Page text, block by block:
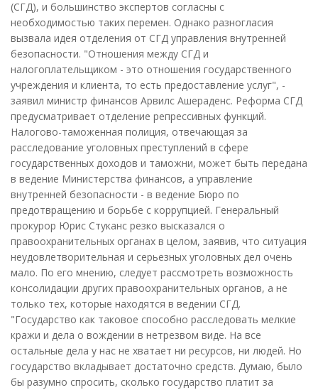
(СГД), и большинство экспертов согласны с
необходимостью таких перемен. Однако разногласия
вызвала идея отделения от СГД управления внутренней
безопасности. "Отношения между СГД и
налогоплательщиком - это отношения государственного
учреждения и клиента, то есть предоставление услуг", -
заявил министр финансов Арвилс Ашераденс. Реформа СГД
предусматривает отделение репрессивных функций.
Налогово-таможенная полиция, отвечающая за
расследование уголовных преступлений в сфере
государственных доходов и таможни, может быть передана
в ведение Министерства финансов, а управление
внутренней безопасности - в ведение Бюро по
предотвращению и борьбе с коррупцией. Генеральный
прокурор Юрис Стуканс резко высказался о
правоохранительных органах в целом, заявив, что ситуация
неудовлетворительная и серьезных уголовных дел очень
мало. По его мнению, следует рассмотреть возможность
консолидации других правоохранительных органов, а не
только тех, которые находятся в ведении СГД.
"Государство как таковое способно расследовать мелкие
кражи и дела о вождении в нетрезвом виде. На все
остальные дела у нас не хватает ни ресурсов, ни людей. Но
государство вкладывает достаточно средств. Думаю, было
бы разумно спросить, сколько государство платит за